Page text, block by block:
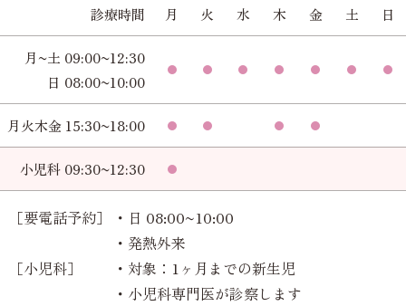
診療時間 月 火 水 木 金 土 日
月~土 09:00~12:30
日 08:00~10:00
月火木金 15:30~18:00
小児科 09:30~12:30
［要電話予約］
・日 08:00~10:00
・発熱外来
［小児科］
・対象：1ヶ月までの新生児
・小児科専門医が診察します